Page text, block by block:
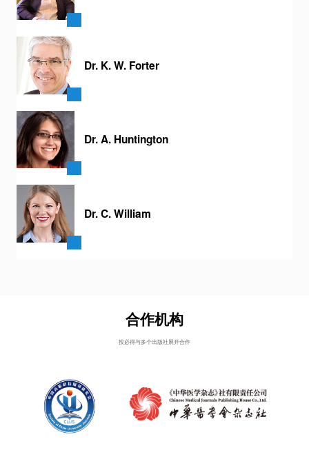
Dr. K. W. Forter
Dr. A. Huntington
Dr. C. William
合作机构
投必得与多个出版社展开合作